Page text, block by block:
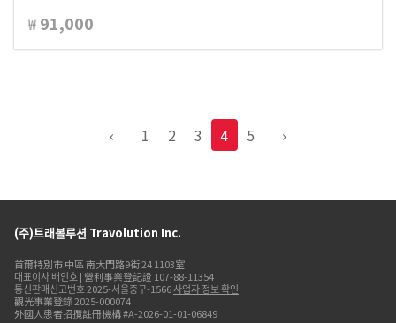
₩ 91,000
‹ 1 2 3 4 5 ›
(주)트래볼루션 Travolution Inc.
首爾特別市 中區 南大門路9街 24 1103室
대표이사 배인호 | 營利事業登記證 107-88-11354
통신판매신고번호 2025-서울중구-1566사업자 정보 확인
觀光事業登錄 2025-000074
外國人患者招攬註冊機構 #A-2026-01-01-06849